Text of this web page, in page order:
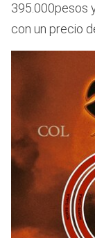
395.000pesos
con un precio